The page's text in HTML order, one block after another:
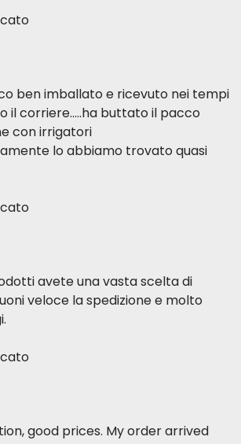
ben imballato e ricevuto nei tempi
il corriere.....ha buttato il pacco
con irrigatori
lo abbiamo trovato quasi
avete una vasta scelta di
veloce la spedizione e molto
good prices. My order arrived